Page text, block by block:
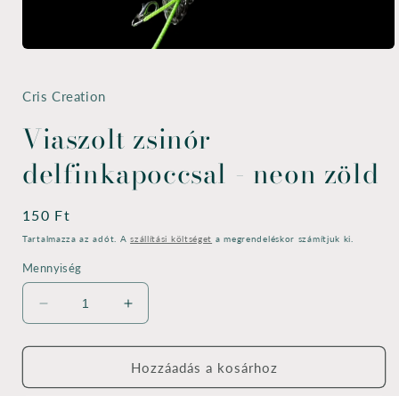
a
Cris Creation
Viaszolt zsinór
delfinkapoccsal - neon zöld
Normál
ár
150 Ft
Tartalmazza az adót. Aszállítási költséget a megrendeléskor számítjuk ki.
Mennyiség
Viaszolt
zsinór
delfinkapoccsal
neon
Viaszolt
zsinór
delfinkapoccsal
neon
Hozzáadás a kosárhoz